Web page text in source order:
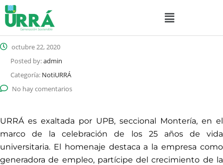
octubre 22, 2020
Posted by:admin
Categoría: NotiURRÁ
No hay comentarios
URRÁ es exaltada por UPB, seccional Montería, en el
marco de la celebración de los 25 años de vida
universitaria. El homenaje destaca a la empresa como
generadora de empleo, partícipe del crecimiento de la